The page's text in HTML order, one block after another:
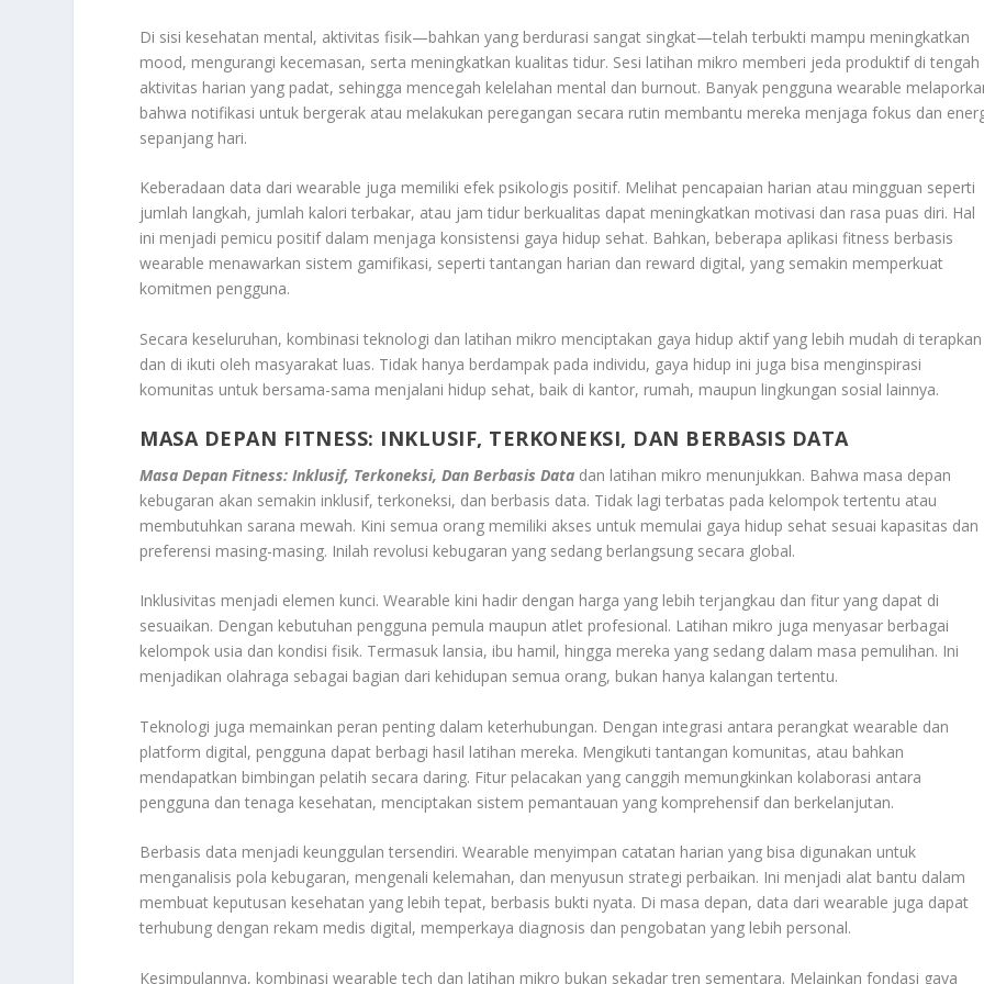
Di sisi kesehatan mental, aktivitas fisik—bahkan yang berdurasi sangat singkat—telah terbukti mampu meningkatkan
mood, mengurangi kecemasan, serta meningkatkan kualitas tidur. Sesi latihan mikro memberi jeda produktif di tengah
aktivitas harian yang padat, sehingga mencegah kelelahan mental dan burnout. Banyak pengguna wearable
bahwa notifikasi untuk bergerak atau melakukan peregangan secara rutin membantu mereka menjaga fokus dan
sepanjang hari.
Keberadaan data dari wearable juga memiliki efek psikologis positif. Melihat pencapaian harian atau mingguan seperti
jumlah langkah, jumlah kalori terbakar, atau jam tidur berkualitas dapat meningkatkan motivasi dan rasa puas diri. Hal
ini menjadi pemicu positif dalam menjaga konsistensi gaya hidup sehat. Bahkan, beberapa aplikasi fitness berbasis
wearable menawarkan sistem gamifikasi, seperti tantangan harian dan reward digital, yang semakin memperkuat
komitmen pengguna.
Secara keseluruhan, kombinasi teknologi dan latihan mikro menciptakan gaya hidup aktif yang lebih mudah di terapkan
dan di ikuti oleh masyarakat luas. Tidak hanya berdampak pada individu, gaya hidup ini juga bisa menginspirasi
komunitas untuk bersama-sama menjalani hidup sehat, baik di kantor, rumah, maupun lingkungan sosial lainnya.
MASA DEPAN FITNESS: INKLUSIF, TERKONEKSI, DAN BERBASIS DATA
Masa Depan Fitness: Inklusif, Terkoneksi, Dan Berbasis Data dan latihan mikro menunjukkan. Bahwa masa depan
kebugaran akan semakin inklusif, terkoneksi, dan berbasis data. Tidak lagi terbatas pada kelompok tertentu atau
membutuhkan sarana mewah. Kini semua orang memiliki akses untuk memulai gaya hidup sehat sesuai kapasitas dan
preferensi masing-masing. Inilah revolusi kebugaran yang sedang berlangsung secara global.
Inklusivitas menjadi elemen kunci. Wearable kini hadir dengan harga yang lebih terjangkau dan fitur yang dapat di
sesuaikan. Dengan kebutuhan pengguna pemula maupun atlet profesional. Latihan mikro juga menyasar berbagai
kelompok usia dan kondisi fisik. Termasuk lansia, ibu hamil, hingga mereka yang sedang dalam masa pemulihan. Ini
menjadikan olahraga sebagai bagian dari kehidupan semua orang, bukan hanya kalangan tertentu.
Teknologi juga memainkan peran penting dalam keterhubungan. Dengan integrasi antara perangkat wearable dan
platform digital, pengguna dapat berbagi hasil latihan mereka. Mengikuti tantangan komunitas, atau bahkan
mendapatkan bimbingan pelatih secara daring. Fitur pelacakan yang canggih memungkinkan kolaborasi antara
pengguna dan tenaga kesehatan, menciptakan sistem pemantauan yang komprehensif dan berkelanjutan.
Berbasis data menjadi keunggulan tersendiri. Wearable menyimpan catatan harian yang bisa digunakan untuk
menganalisis pola kebugaran, mengenali kelemahan, dan menyusun strategi perbaikan. Ini menjadi alat bantu dalam
membuat keputusan kesehatan yang lebih tepat, berbasis bukti nyata. Di masa depan, data dari wearable juga dapat
terhubung dengan rekam medis digital, memperkaya diagnosis dan pengobatan yang lebih personal.
Kesimpulannya, kombinasi wearable tech dan latihan mikro bukan sekadar tren sementara. Melainkan fondasi gaya